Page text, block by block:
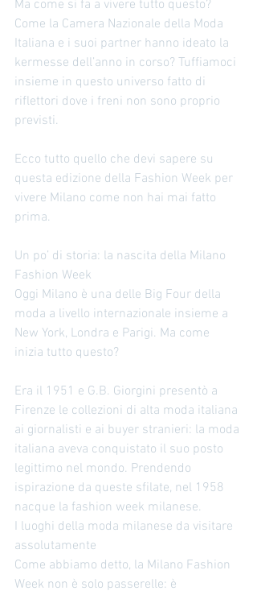
Ma come si fa a vivere tutto questo?
Come la Camera Nazionale della Moda
Italiana e i suoi partner hanno ideato la
kermesse dell’anno in corso? Tuffiamoci
insieme in questo universo fatto di
riflettori dove i freni non sono proprio
previsti.
Ecco tutto quello che devi sapere su
questa edizione della Fashion Week per
vivere Milano come non hai mai fatto
prima.
Un po’ di storia: la nascita della Milano
Fashion Week
Oggi Milano è una delle Big Four della
moda a livello internazionale insieme a
New York, Londra e Parigi. Ma come
inizia tutto questo?
Era il 1951 e G.B. Giorgini presentò a
Firenze le collezioni di alta moda italiana
ai giornalisti e ai buyer stranieri: la moda
italiana aveva conquistato il suo posto
legittimo nel mondo. Prendendo
ispirazione da queste sfilate, nel 1958
nacque la fashion week milanese.
I luoghi della moda milanese da visitare
assolutamente
Come abbiamo detto, la Milano Fashion
Week non è solo passerelle: è